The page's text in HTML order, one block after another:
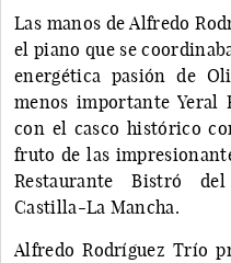
Las manos de Alfredo
el piano que se
energética pasión de
menos importante Yeral
con el casco histórico
fruto de las
Restaurante Bistró
Castilla-La Mancha.
Alfredo Rodríguez Trío